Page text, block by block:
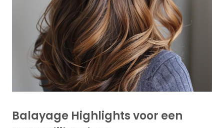
Balayage Highlights voor een